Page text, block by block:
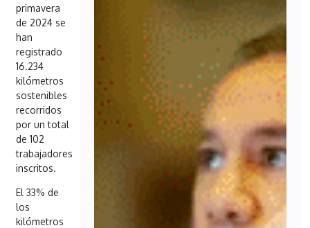
primavera
de 2024 se
han
registrado
16.234
kilómetros
sostenibles
recorridos
por un total
de 102
trabajadores
inscritos.
El 33% de
los
kilómetros